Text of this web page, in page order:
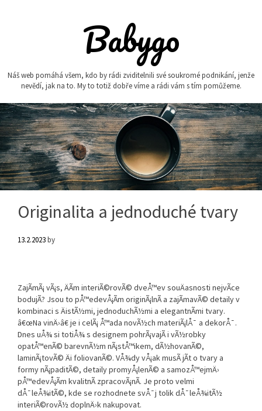
Babygo
Náš web pomáhá všem, kdo by rádi zviditelnili své soukromé podnikání, jenže
nevědí, jak na to. My to totiž dobře víme a rádi vám s tím pomůžeme.
Originalita a jednoduché tvary
13.2.2023by
ZajÃ­mÃ¡ vÃ¡s, ÄÃ­m interiÃ©rovÃ© dveÅ™ev souÄasnosti nejvÃ­ce
bodujÃ­? Jsou to pÅ™edevÅ¡Ã­m originÃ¡lnÃ­ a zajÃ­mavÃ© detaily v
kombinaci s ÄistÃ½mi, jednoduchÃ½mi a elegantnÃ­mi tvary.
â€œNa vinÄ›â€ je i celÃ¡ Å™ada novÃ½ch materiÃ¡lÅ¯ a dekorÅ¯.
Dnes uÅ¾ si totiÅ¾ s designem pohrÃ¡vajÃ­ i vÃ½robky
opatÅ™enÃ© barevnÃ½m nÃ¡stÅ™ikem, dÃ½hovanÃ©,
laminÃ¡tovÃ© Äi foliovanÃ©. VÅ¾dy vÅ¡ak musÃ­ jÃ­t o tvary a
formy nÃ¡paditÃ©, detaily promyÅ¡lenÃ© a samozÅ™ejmÄ›
pÅ™edevÅ¡Ã­m kvalitnÃ­ zpracovÃ¡nÃ­. Je proto velmi
dÅ¯leÅ¾itÃ©, kde se rozhodnete svÅ¯j tolik dÅ¯leÅ¾itÃ½
interiÃ©rovÃ½ doplnÄ›k nakupovat.